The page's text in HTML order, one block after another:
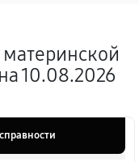
10.08.2026